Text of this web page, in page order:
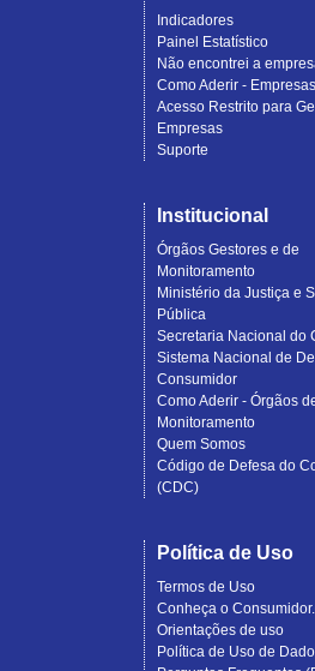
Indicadores
Painel Estatístico
Não encontrei a
Como Aderir - Empresas
Acesso Restrito para
Empresas
Suporte
Institucional
Órgãos Gestores e de
Monitoramento
Ministério da Justiça e
Pública
Secretaria Nacional do
Sistema Nacional de
Consumidor
Como Aderir - Órgãos
Monitoramento
Quem Somos
Código de Defesa do
(CDC)
Política de Uso
Termos de Uso
Conheça o
Orientações de uso
Política de Uso de